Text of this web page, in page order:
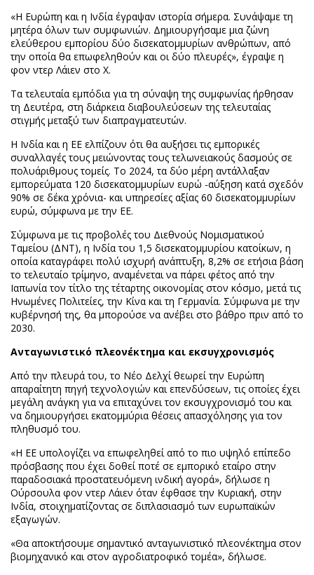
«Η Ευρώπη και η Ινδία έγραψαν ιστορία σήμερα. Συνάψαμε τη
μητέρα όλων των συμφωνιών. Δημιουργήσαμε μια ζώνη
ελεύθερου εμπορίου δύο δισεκατομμυρίων ανθρώπων, από
την οποία θα επωφεληθούν και οι δύο πλευρές», έγραψε η
φον ντερ Λάιεν στο X.
Τα τελευταία εμπόδια για τη σύναψη της συμφωνίας ήρθησαν
τη Δευτέρα, στη διάρκεια διαβουλεύσεων της τελευταίας
στιγμής μεταξύ των διαπραγματευτών.
Η Ινδία και η ΕΕ ελπίζουν ότι θα αυξήσει τις εμπορικές
συναλλαγές τους μειώνοντας τους τελωνειακούς δασμούς σε
πολυάριθμους τομείς. Το 2024, τα δύο μέρη αντάλλαξαν
εμπορεύματα 120 δισεκατομμυρίων ευρώ -αύξηση κατά σχεδόν
90% σε δέκα χρόνια- και υπηρεσίες αξίας 60 δισεκατομμυρίων
ευρώ, σύμφωνα με την ΕΕ.
Σύμφωνα με τις προβολές του Διεθνούς Νομισματικού
Ταμείου (ΔΝΤ), η Ινδία του 1,5 δισεκατομμυρίου κατοίκων, η
οποία καταγράφει πολύ ισχυρή ανάπτυξη, 8,2% σε ετήσια βάση
το τελευταίο τρίμηνο, αναμένεται να πάρει φέτος από την
Ιαπωνία τον τίτλο της τέταρτης οικονομίας στον κόσμο, μετά τις
Ηνωμένες Πολιτείες, την Κίνα και τη Γερμανία. Σύμφωνα με την
κυβέρνησή της, θα μπορούσε να ανέβει στο βάθρο πριν από το
2030.
Ανταγωνιστικό πλεονέκτημα και εκσυγχρονισμός
Από την πλευρά του, το Νέο Δελχί θεωρεί την Ευρώπη
απαραίτητη πηγή τεχνολογιών και επενδύσεων, τις οποίες έχει
μεγάλη ανάγκη για να επιταχύνει τον εκσυγχρονισμό του και
να δημιουργήσει εκατομμύρια θέσεις απασχόλησης για τον
πληθυσμό του.
«Η ΕΕ υπολογίζει να επωφεληθεί από το πιο υψηλό επίπεδο
πρόσβασης που έχει δοθεί ποτέ σε εμπορικό εταίρο στην
παραδοσιακά προστατευόμενη ινδική αγορά», δήλωσε η
Ούρσουλα φον ντερ Λάιεν όταν έφθασε την Κυριακή, στην
Ινδία, στοιχηματίζοντας σε διπλασιασμό των ευρωπαϊκών
εξαγωγών.
«Θα αποκτήσουμε σημαντικό ανταγωνιστικό πλεονέκτημα στον
βιομηχανικό και στον αγροδιατροφικό τομέα», δήλωσε.